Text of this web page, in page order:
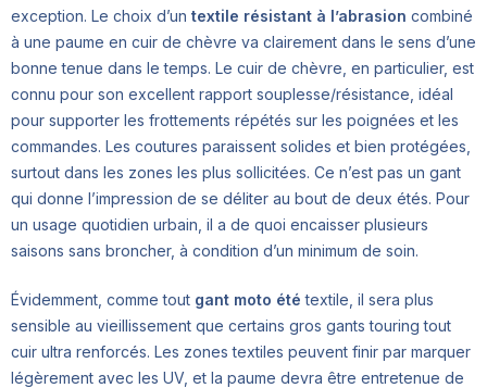
exception. Le choix d’un textile résistant à l’abrasion combiné
à une paume en cuir de chèvre va clairement dans le sens d’une
bonne tenue dans le temps. Le cuir de chèvre, en particulier, est
connu pour son excellent rapport souplesse/résistance, idéal
pour supporter les frottements répétés sur les poignées et les
commandes. Les coutures paraissent solides et bien protégées,
surtout dans les zones les plus sollicitées. Ce n’est pas un gant
qui donne l’impression de se déliter au bout de deux étés. Pour
un usage quotidien urbain, il a de quoi encaisser plusieurs
saisons sans broncher, à condition d’un minimum de soin.
Évidemment, comme tout gant moto été textile, il sera plus
sensible au vieillissement que certains gros gants touring tout
cuir ultra renforcés. Les zones textiles peuvent finir par marquer
légèrement avec les UV, et la paume devra être entretenue de